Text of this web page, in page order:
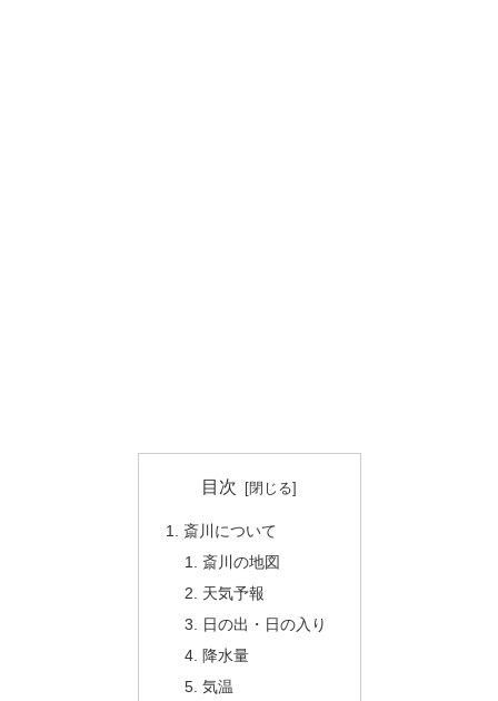
目次
斎川について
斎川の地図
天気予報
日の出・日の入り
降水量
気温